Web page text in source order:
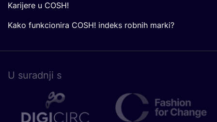
Karijere u COSH!
Kako funkcionira COSH! indeks robnih marki?
U surad­nji s